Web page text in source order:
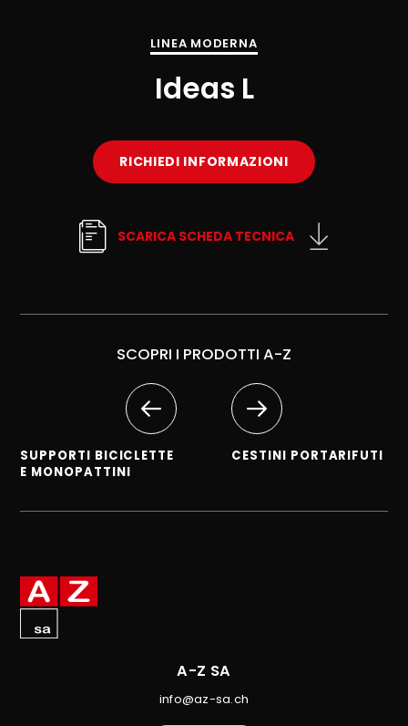
LINEA MODERNA
Ideas L
RICHIEDI INFORMAZIONI
SCARICA SCHEDA TECNICA
SCOPRI I PRODOTTI A-Z
SUPPORTI BICICLETTE
E MONOPATTINI
CESTINI PORTARIFUTI
A-Z SA
info@az-sa.ch